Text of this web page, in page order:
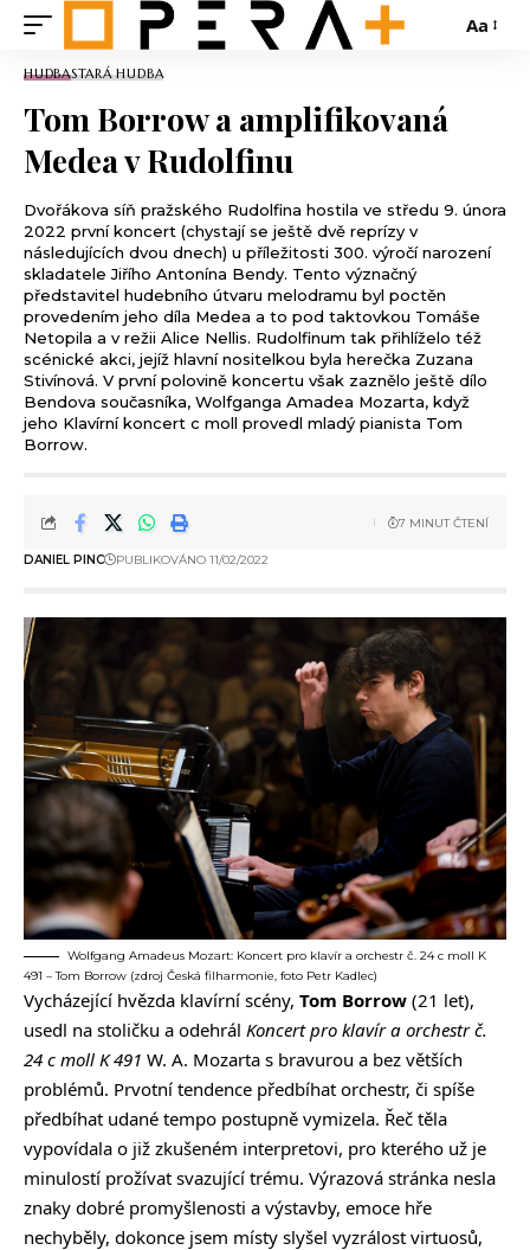
Aa
HUDBASTARÁ HUDBA
Tom Borrow a amplifikovaná
Medea v Rudolfinu
Dvořákova síň pražského Rudolfina hostila ve středu 9. února
2022 první koncert (chystají se ještě dvě reprízy v
následujících dvou dnech) u příležitosti 300. výročí narození
skladatele Jiřího Antonína Bendy. Tento význačný
představitel hudebního útvaru melodramu byl poctěn
provedením jeho díla Medea a to pod taktovkou Tomáše
Netopila a v režii Alice Nellis. Rudolfinum tak přihlíželo též
scénické akci, jejíž hlavní nositelkou byla herečka Zuzana
Stivínová. V první polovině koncertu však zaznělo ještě dílo
Bendova současníka, Wolfganga Amadea Mozarta, když
jeho Klavírní koncert c moll provedl mladý pianista Tom
Borrow.
DANIEL PINC PUBLIKOVÁNO 11/02/2022
7 MINUT ČTENÍ
Wolfgang Amadeus Mozart: Koncert pro klavír a orchestr č. 24 c moll K
491 – Tom Borrow (zdroj Česká filharmonie, foto Petr Kadlec)
Vycházející hvězda klavírní scény, Tom Borrow (21 let),
usedl na stoličku a odehrál Koncert pro klavír a orchestr č.
24 c moll K 491 W. A. Mozarta s bravurou a bez větších
problémů. Prvotní tendence předbíhat orchestr, či spíše
předbíhat udané tempo postupně vymizela. Řeč těla
vypovídala o již zkušeném interpretovi, pro kterého už je
minulostí prožívat svazující trému. Výrazová stránka nesla
znaky dobré promyšlenosti a výstavby, emoce hře
nechyběly, dokonce jsem místy slyšel vyzrálost virtuosů,